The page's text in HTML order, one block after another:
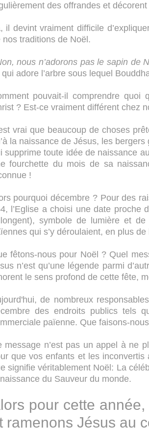
des offrandes et
il devint vraiment difficile
nos traditions de Noël.
nous n’adorons pas le sapin de
qui adore l’arbre sous lequel
pouvait-il comprendre
? Est-ce vraiment différent chez
vrai que beaucoup de choses
la naissance de Jésus, les
supprime toute idée de naissance
fourchette du mois de sa
!
pourquoi décembre ? Pour des
l’Eglise a choisi une date
symbole de lumière et
qui s’y déroulaient, en plus
fêtons-nous pour Noël ? Quel
n’est qu’une légende parmi
le sens profond de cette fête,
de nombreux
des endroits publics tels
païenne. Que faisons-
message n’est pas un appel à ne
que vos enfants et les inconvertis
signifie véritablement Noël: La
naissance du Sauveur du monde.
pour cette
ramenons Jésus au